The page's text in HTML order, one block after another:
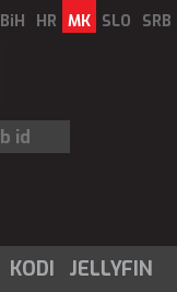
BiH HR MK SLO SRB
KODI
JELLYFIN